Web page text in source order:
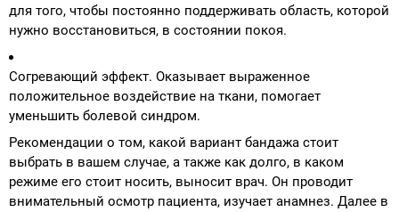
для того, чтобы постоянно поддерживать область, которой
нужно восстановиться, в состоянии покоя.
Согревающий эффект. Оказывает выраженное
положительное воздействие на ткани, помогает
уменьшить болевой синдром.
Рекомендации о том, какой вариант бандажа стоит
выбрать в вашем случае, а также как долго, в каком
режиме его стоит носить, выносит врач. Он проводит
внимательный осмотр пациента, изучает анамнез. Далее в
Аппараты на суставы
Санитарные приспособления для
инвалидов
Противопролежневые матрасы, подушки
ОПОРЫ, ВЕРТИКАЛИЗАТОРЫ, Оборудование